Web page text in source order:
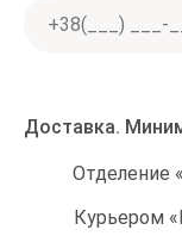
Доставка.
Отделение
Курьером